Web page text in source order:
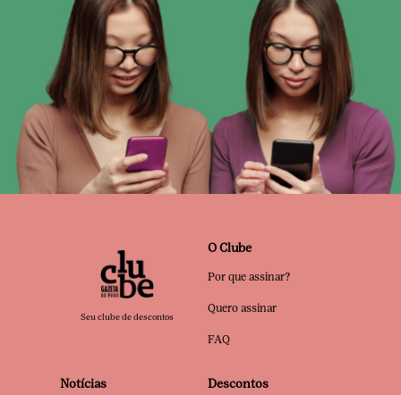
Seu clube de descontos
O Clube
Por que assinar?
Quero assinar
FAQ
Notícias Descontos